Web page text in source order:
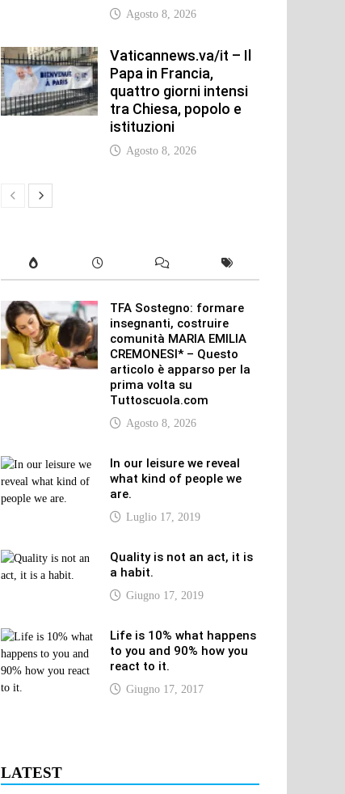
Agosto 8, 2026
Vaticannews.va/it – Il
Papa in Francia,
quattro giorni intensi
tra Chiesa, popolo e
istituzioni
Agosto 8, 2026
TFA Sostegno: formare
insegnanti, costruire
comunità MARIA EMILIA
CREMONESI* – Questo
articolo è apparso per la
prima volta su
Tuttoscuola.com
Agosto 8, 2026
In our leisure we reveal
what kind of people we
are.
Luglio 17, 2019
Quality is not an act, it is
a habit.
Giugno 17, 2019
Life is 10% what happens
to you and 90% how you
react to it.
Giugno 17, 2017
LATEST